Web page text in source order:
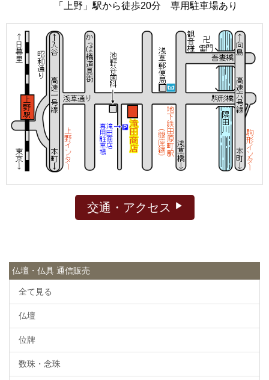
「上野」駅から徒歩20分 専用駐車場あり
交通・アクセス
仏壇・仏具 通信販売
全て見る
仏壇
位牌
数珠・念珠